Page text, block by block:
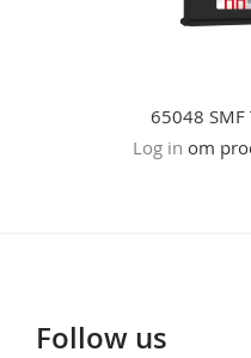
65048 SMF
Log in om
Follow us